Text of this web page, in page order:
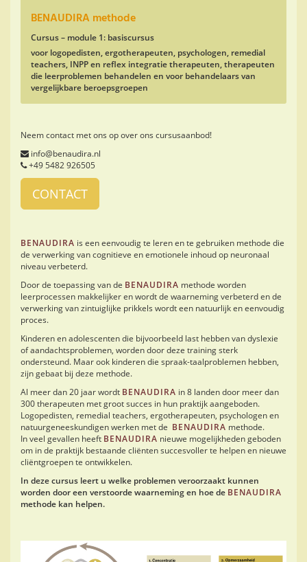
BENAUDIRA methode
Cursus – module 1: basiscursus
voor logopedisten, ergotherapeuten, psychologen, remedial
teachers, INPP en reflex integratie therapeuten, therapeuten
die leerproblemen behandelen en voor behandelaars van
vergelijkbare beroepsgroepen
Neem contact met ons op over ons cursusaanbod!
info@benaudira.nl
+49 5482 926505
CONTACT
BENAUDIRA is een eenvoudig te leren en te gebruiken methode die
de verwerking van cognitieve en emotionele inhoud op neuronaal
niveau verbeterd.
Door de toepassing van de BENAUDIRA methode worden
leerprocessen makkelijker en wordt de waarneming verbeterd en de
verwerking van zintuiglijke prikkels wordt een natuurlijk en eenvoudig
proces.
Kinderen en adolescenten die bijvoorbeeld last hebben van dyslexie
of aandachtsproblemen, worden door deze training sterk
ondersteund. Maar ook kinderen die spraak-taalproblemen hebben,
zijn gebaat bij deze methode.
Al meer dan 20 jaar wordt BENAUDIRA in 8 landen door meer dan
300 therapeuten met groot succes in hun praktijk aangeboden.
Logopedisten, remedial teachers, ergotherapeuten, psychologen en
natuurgeneeskundigen werken met de BENAUDIRA methode.
In veel gevallen heeft BENAUDIRA nieuwe mogelijkheden geboden
om in de praktijk bestaande cliënten succesvoller te helpen en nieuwe
cliëntgroepen te ontwikkelen.
In deze cursus leert u welke problemen veroorzaakt kunnen
worden door een verstoorde waarneming en hoe de BENAUDIRA
methode kan helpen.